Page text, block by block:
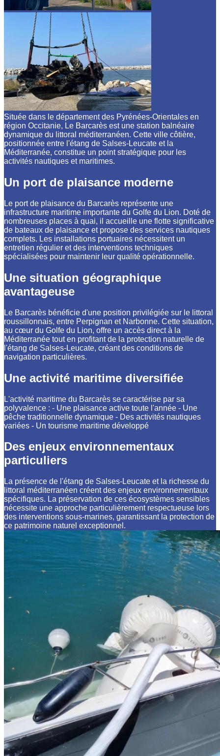
Située dans le département des Pyrénées-Orientales en
région Occitanie, Le Barcarès est une station balnéaire
dynamique du littoral méditerranéen. Cette ville côtière,
positionnée entre l'étang de Salses-Leucate et la
Méditerranée, constitue un point stratégique pour les
activités nautiques et maritimes.
Un port de plaisance moderne
Le port de plaisance du Barcarès représente une
infrastructure maritime importante du Golfe du Lion. Doté de
nombreuses places à quai, il accueille une flotte significative
de bateaux de plaisance et propose des services nautiques
complets. Les installations portuaires nécessitent un
entretien régulier et des interventions techniques
spécialisées pour maintenir leur qualité opérationnelle.
Une situation géographique
avantageuse
Le Barcarès bénéficie d'une position privilégiée sur le littoral
roussillonnais, entre Perpignan et Narbonne. Cette situation,
au cœur du Golfe du Lion, offre un accès direct à la
Méditerranée tout en profitant de la protection naturelle de
l'étang de Salses-Leucate, créant des conditions de
navigation particulières.
Une activité maritime diversifiée
L'activité maritime du Barcarès se caractérise par sa
polyvalence : - Une plaisance active toute l'année - Une
pêche traditionnelle dynamique - Des activités nautiques
variées - Un tourisme maritime développé
Des enjeux environnementaux
particuliers
La présence de l'étang de Salses-Leucate et la richesse du
littoral méditerranéen créent des enjeux environnementaux
spécifiques. La préservation de ces écosystèmes sensibles
nécessite une approche particulièrement respectueuse lors
des interventions sous-marines, garantissant la protection de
ce patrimoine naturel exceptionnel.